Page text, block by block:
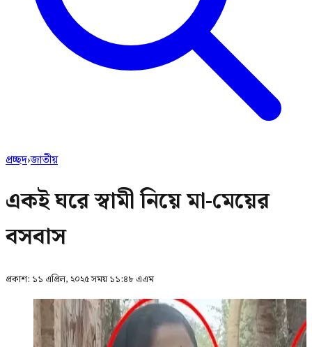
প্রচ্ছদ›জাতীয়
একই ঘরে স্বামী নিয়ে মা-মেয়ের
বসবাস
প্রকাশ: ১১ এপ্রিল, ২০২৫ সময় ১১:৪৮ এএম